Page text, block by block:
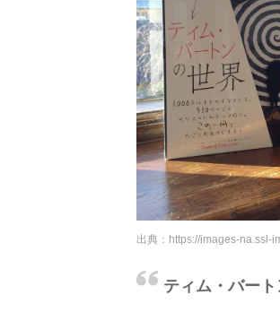
出典： https://images-na.ssl-
ティム・バー